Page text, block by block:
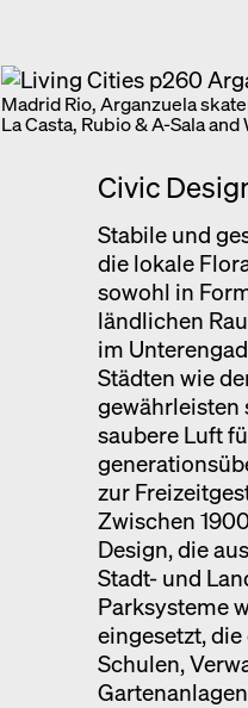
Madrid Rio, Arganzuela
La Casta, Rubio & A-Sala
Civic
Stabile und
die lokale
sowohl in
ländlichen
im
Städten wie
gewährleisten
saubere Luft
zur
Zwischen
Design, die
Stadt- und
Parksysteme
eingesetzt,
Schulen,